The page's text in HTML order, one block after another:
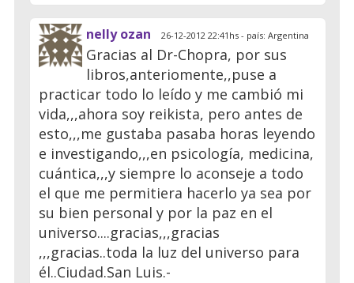
nelly ozan 26-12-2012 22:41hs - país: Argentina
Gracias al Dr-Chopra, por sus
libros,anteriomente,,puse a
practicar todo lo leído y me cambió mi
vida,,,ahora soy reikista, pero antes de
esto,,,me gustaba pasaba horas leyendo
e investigando,,,en psicología, medicina,
cuántica,,,y siempre lo aconseje a todo
el que me permitiera hacerlo ya sea por
su bien personal y por la paz en el
universo....gracias,,,gracias
,,,gracias..toda la luz del universo para
él..Ciudad.San Luis.-